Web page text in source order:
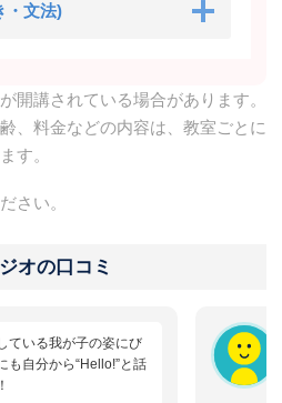
・文法)
開講されている場合があります。
、料金などの内容は、教室ごとに
す。
さい。
オの口コミ
ている我が子の姿にび
も自分から“Hello!”と話